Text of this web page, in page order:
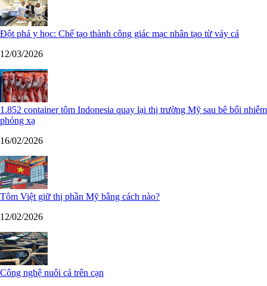
Đột phá y học: Chế tạo thành công giác mạc nhân tạo từ vảy cá
12/03/2026
1.852 container tôm Indonesia quay lại thị trường Mỹ sau bê bối nhiễm
phóng xạ
16/02/2026
Tôm Việt giữ thị phần Mỹ bằng cách nào?
12/02/2026
Công nghệ nuôi cá trên cạn